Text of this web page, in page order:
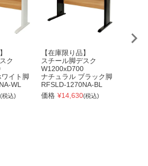
ク
イト脚
WL
(税込)
【在庫限り品】
スチール脚デスク
W1200xD700
ナチュラル ブラック脚
RFSLD-1270NA-BL
価格 ¥14,630(税込)